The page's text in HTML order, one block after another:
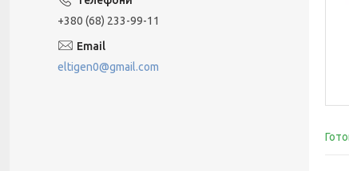
+380 (68) 233-99-11
eltigen0@gmail.com